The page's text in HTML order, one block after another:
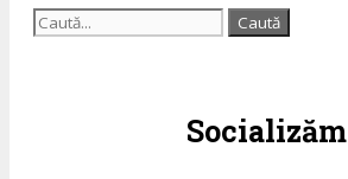
Caută
Socializăm